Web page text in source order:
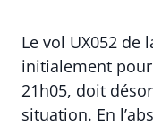
Le vol UX052 de
initialement
21h05, doit
situation. En